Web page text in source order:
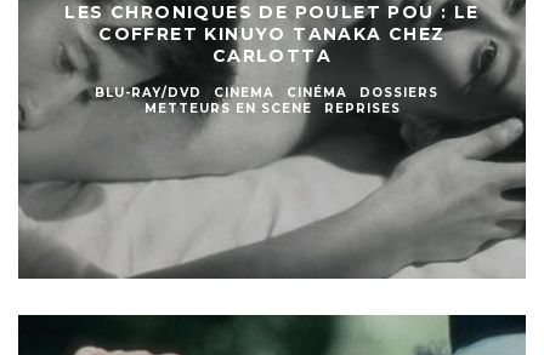
LES CHRONIQUES DE POULET POU : LE
COFFRET KINUYO TANAKA CHEZ
CARLOTTA
BLU-RAY/DVD CINEMA CINÉMA
DOSSIERS
METTEURS EN SCENE
REPRISES